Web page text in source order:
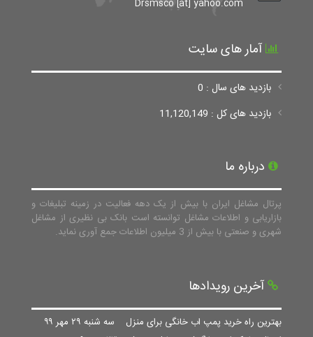
Drsmsco [at] yahoo.com
آمار های سایت
بازدید های سال : 0
بازدید های کل : 11,120,149
درباره ما
پرتال مشاغل ایران با بیش از یک دهه فعالیت در زمینه تبلیغات و
بازاریابی و اطلاعات مشاغل توانسته است بانک بی نظیری از مشاغل
شهری و صنعتی با بیش از 3 میلیون اطلاعات جمع آوری نماید.
آخرین رویدادها
بهترین راه خرید پمپ اب خانگی برای منزل سه شنبه ۲۹ مهر ۹۹